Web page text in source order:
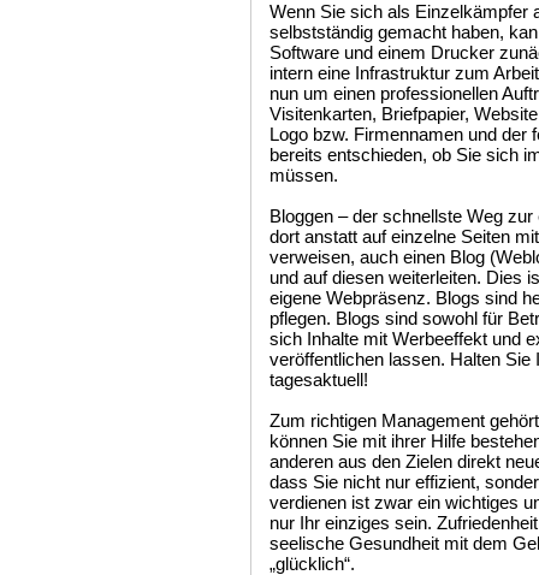
Wenn Sie sich als Einzelkämpfer
selbstständig gemacht haben,
Software und einem Drucker
intern eine Infrastruktur zum
nun um einen professionellen
Visitenkarten, Briefpapier,
Logo bzw. Firmennamen und der
bereits entschieden, ob Sie sich
müssen.
Bloggen – der schnellste Weg
dort anstatt auf einzelne Seiten
verweisen, auch einen Blog
und auf diesen weiterleiten. Dies
eigene Webpräsenz. Blogs sind
pflegen. Blogs sind sowohl für
sich Inhalte mit Werbeeffekt und
veröffentlichen lassen. Halten
tagesaktuell!
Zum richtigen Management
können Sie mit ihrer Hilfe
anderen aus den Zielen direkt
dass Sie nicht nur effizient,
verdienen ist zwar ein wichtiges
nur Ihr einziges sein.
seelische Gesundheit mit dem
„glücklich“.